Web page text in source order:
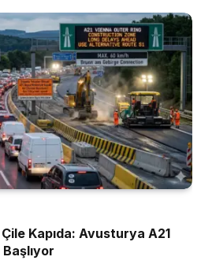
Kapıda: Avusturya A21